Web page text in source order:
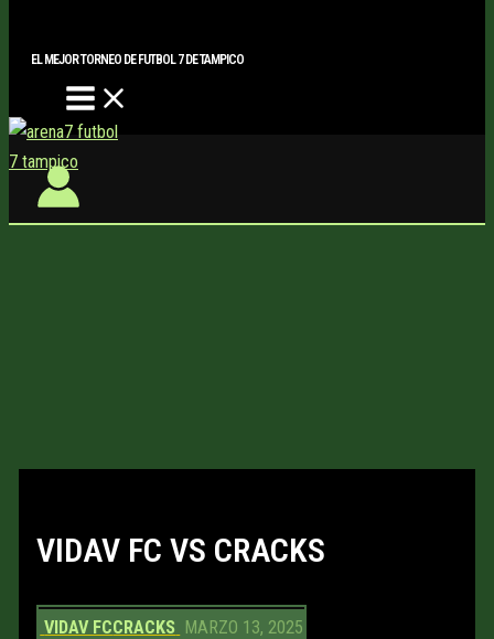
EL MEJOR TORNEO DE FUTBOL 7 DE TAMPICO
VIDAV FC VS CRACKS
VIDAV FCCRACKS MARZO 13, 2025